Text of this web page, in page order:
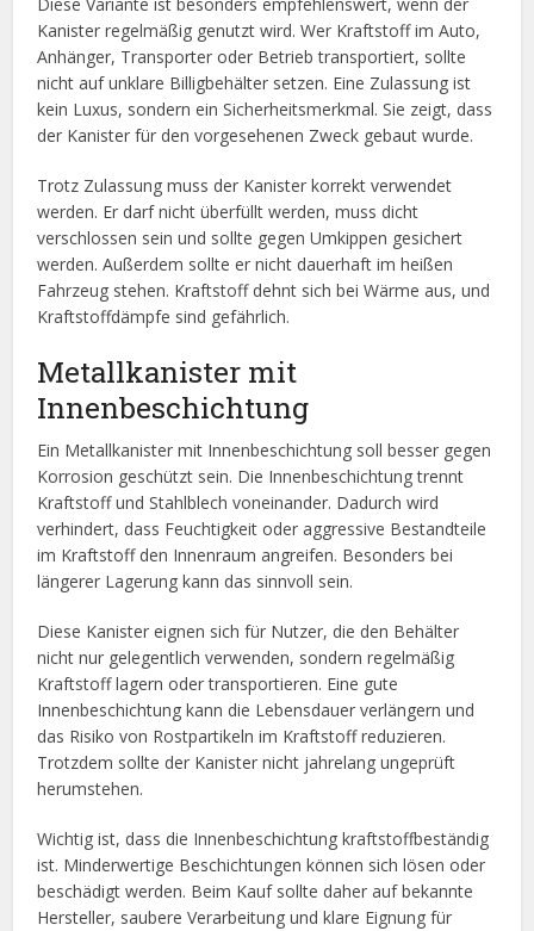
Kanister regelmäßig genutzt wird. Wer Kraftstoff im Auto,
Anhänger, Transporter oder Betrieb transportiert, sollte
nicht auf unklare Billigbehälter setzen. Eine Zulassung ist
kein Luxus, sondern ein Sicherheitsmerkmal. Sie zeigt, dass
der Kanister für den vorgesehenen Zweck gebaut wurde.
Trotz Zulassung muss der Kanister korrekt verwendet
werden. Er darf nicht überfüllt werden, muss dicht
verschlossen sein und sollte gegen Umkippen gesichert
werden. Außerdem sollte er nicht dauerhaft im heißen
Fahrzeug stehen. Kraftstoff dehnt sich bei Wärme aus, und
Kraftstoffdämpfe sind gefährlich.
Metallkanister mit
Innenbeschichtung
Ein Metallkanister mit Innenbeschichtung soll besser gegen
Korrosion geschützt sein. Die Innenbeschichtung trennt
Kraftstoff und Stahlblech voneinander. Dadurch wird
verhindert, dass Feuchtigkeit oder aggressive Bestandteile
im Kraftstoff den Innenraum angreifen. Besonders bei
längerer Lagerung kann das sinnvoll sein.
Diese Kanister eignen sich für Nutzer, die den Behälter
nicht nur gelegentlich verwenden, sondern regelmäßig
Kraftstoff lagern oder transportieren. Eine gute
Innenbeschichtung kann die Lebensdauer verlängern und
das Risiko von Rostpartikeln im Kraftstoff reduzieren.
Trotzdem sollte der Kanister nicht jahrelang ungeprüft
herumstehen.
Wichtig ist, dass die Innenbeschichtung kraftstoffbeständig
ist. Minderwertige Beschichtungen können sich lösen oder
beschädigt werden. Beim Kauf sollte daher auf bekannte
Hersteller, saubere Verarbeitung und klare Eignung für